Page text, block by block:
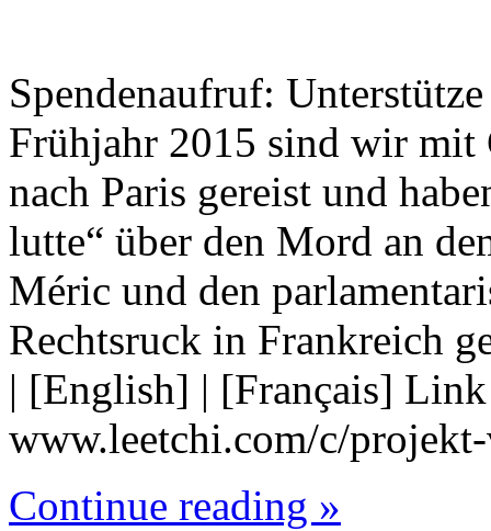
Spendenaufruf:
Frühjahr 2015 sind wir mit
nach Paris gereist und
lutte“ über den Mord an
Méric und den
Rechtsruck in Frankreich
| [English] | [Français] Link
www.leetchi.com/c/
Continue reading »